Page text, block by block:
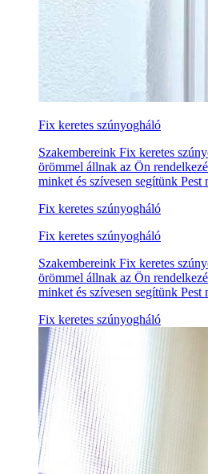
Fix keretes szúnyogháló
Szakembereink Fix keretes
örömmel állnak az Ön
minket és szívesen segítünk Pest
Fix keretes szúnyogháló
Fix keretes szúnyogháló
Szakembereink Fix keretes
örömmel állnak az Ön
minket és szívesen segítünk Pest
Fix keretes szúnyogháló